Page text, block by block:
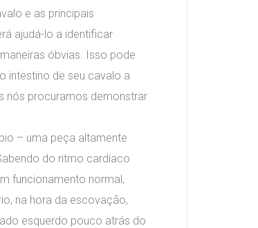
e as principais
ajudá-lo a identificar
óbvias. Isso pode
intestino de seu cavalo a
nós procuramos demonstrar
– uma peça altamente
do ritmo cardíaco
funcionamento normal,
na hora da escovação,
esquerdo pouco atrás do